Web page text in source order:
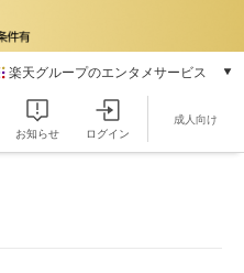
楽天グループのエンタメサービス
本/ゲーム/CD/DVD
動画配信
お知らせ ログイン
成人向け